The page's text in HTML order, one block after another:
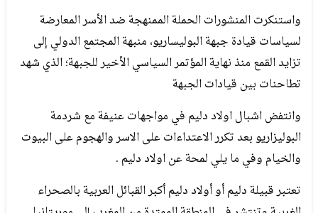
واستنكرت المنشورات الحملة الممنهجة ضد الأسر المعارضة
لسياسات قيادة جبهة البوليساريو، منبهة المجتمع الدولي إلى
تزايد القمع منذ نهاية المؤتمر السياسي الأخير للجبهة؛ الذي شهد
تطاحنات بين قيادات الجبهة
وانتفض اشبال اولاد دليم في مواجهات عنيفة مع شردمة
البوليزاريو بعد تكرر الاعتداءات على الاسر والهجوم على البيوت
والخيام وفي ما يلي لمحة عن اولاد دليم .
تعتبر قبيلة دليم أو أولاد دليم أكبر القبائل العربية بالصحراء